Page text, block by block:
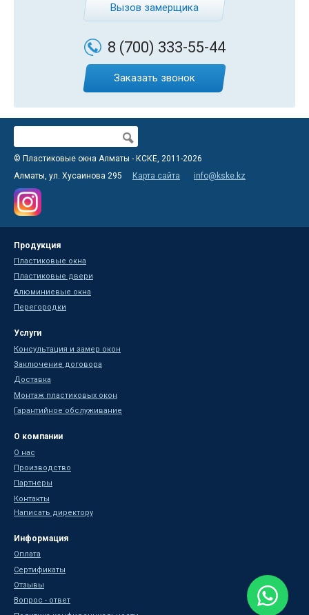
Вызов замерщика
8 (700) 333-55-44
Заказать звонок
Форма поиска
© Пластиковые окна Алматы - КСКЕ, 2011-2026
Алматы, ул. Хусаинова 295
Карта сайта info@kske.kz
Продукция
Пластиковые окна
Пластиковые двери
Алюминиевые окна
Перегородки
Услуги
Консультация и замер окон
Заключение договора
Доставка
Монтаж пластиковых окон
Гарантийное обслуживание
О компании
О нас
Производство
Партнеры
Контакты
Написать директору
Информация
Оплата
Сертификаты
Отзывы
Вопрос - ответ